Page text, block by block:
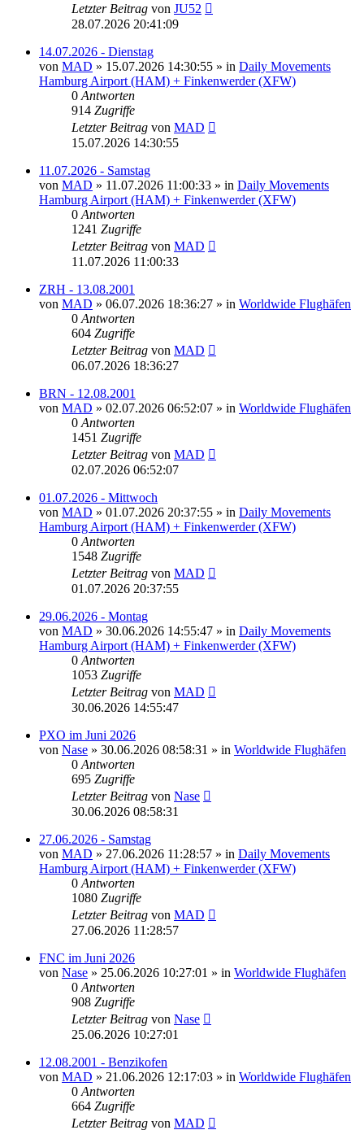
Letzter Beitrag von JU52
28.07.2026 20:41:09
14.07.2026 - Dienstag
von MAD » 15.07.2026 14:30:55 » in Daily Movements
Hamburg Airport (HAM) + Finkenwerder (XFW)
0 Antworten
914 Zugriffe
Letzter Beitrag von MAD
15.07.2026 14:30:55
11.07.2026 - Samstag
von MAD » 11.07.2026 11:00:33 » in Daily Movements
Hamburg Airport (HAM) + Finkenwerder (XFW)
0 Antworten
1241 Zugriffe
Letzter Beitrag von MAD
11.07.2026 11:00:33
ZRH - 13.08.2001
von MAD » 06.07.2026 18:36:27 » in Worldwide Flughäfen
0 Antworten
604 Zugriffe
Letzter Beitrag von MAD
06.07.2026 18:36:27
BRN - 12.08.2001
von MAD » 02.07.2026 06:52:07 » in Worldwide Flughäfen
0 Antworten
1451 Zugriffe
Letzter Beitrag von MAD
02.07.2026 06:52:07
01.07.2026 - Mittwoch
von MAD » 01.07.2026 20:37:55 » in Daily Movements
Hamburg Airport (HAM) + Finkenwerder (XFW)
0 Antworten
1548 Zugriffe
Letzter Beitrag von MAD
01.07.2026 20:37:55
29.06.2026 - Montag
von MAD » 30.06.2026 14:55:47 » in Daily Movements
Hamburg Airport (HAM) + Finkenwerder (XFW)
0 Antworten
1053 Zugriffe
Letzter Beitrag von MAD
30.06.2026 14:55:47
PXO im Juni 2026
von Nase » 30.06.2026 08:58:31 » in Worldwide Flughäfen
0 Antworten
695 Zugriffe
Letzter Beitrag von Nase
30.06.2026 08:58:31
27.06.2026 - Samstag
von MAD » 27.06.2026 11:28:57 » in Daily Movements
Hamburg Airport (HAM) + Finkenwerder (XFW)
0 Antworten
1080 Zugriffe
Letzter Beitrag von MAD
27.06.2026 11:28:57
FNC im Juni 2026
von Nase » 25.06.2026 10:27:01 » in Worldwide Flughäfen
0 Antworten
908 Zugriffe
Letzter Beitrag von Nase
25.06.2026 10:27:01
12.08.2001 - Benzikofen
von MAD » 21.06.2026 12:17:03 » in Worldwide Flughäfen
0 Antworten
664 Zugriffe
Letzter Beitrag von MAD